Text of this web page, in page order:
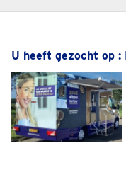
U heeft gezocht op :